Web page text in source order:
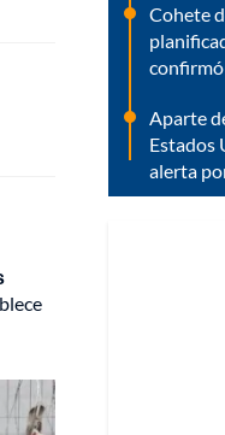
Cohete
Aparte
Estados
alerta